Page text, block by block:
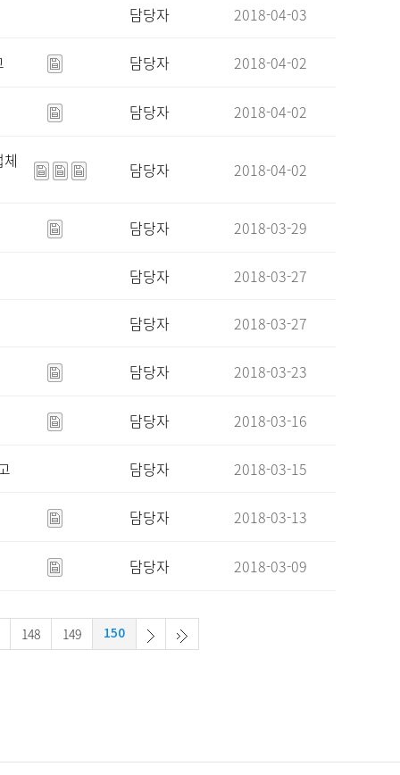
담당자 2018-04-03
담당자 2018-04-02
담당자 2018-04-02
담당자 2018-04-02
담당자 2018-03-29
담당자 2018-03-27
담당자 2018-03-27
담당자 2018-03-23
담당자 2018-03-16
담당자 2018-03-15
담당자 2018-03-13
담당자 2018-03-09
148 149 150